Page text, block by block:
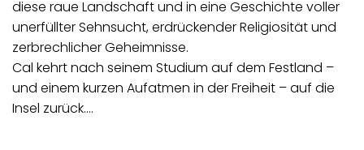
diese raue Landschaft und in eine Geschichte voller
unerfüllter Sehnsucht, erdrückender Religiosität und
zerbrechlicher Geheimnisse.
Cal kehrt nach seinem Studium auf dem Festland –
und einem kurzen Aufatmen in der Freiheit – auf die
Insel zurück.…